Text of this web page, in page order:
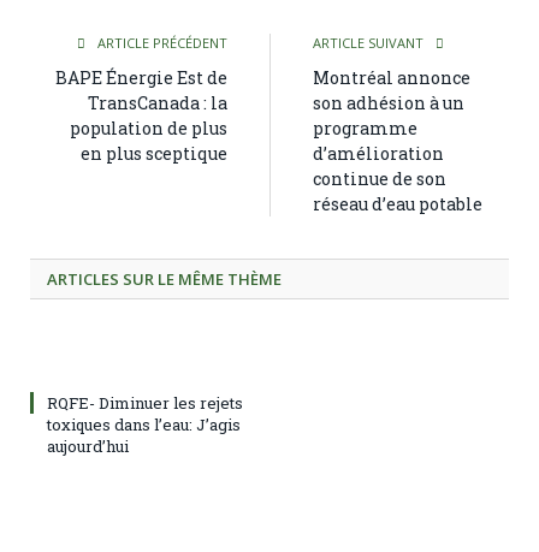
ARTICLE PRÉCÉDENT
BAPE Énergie Est de
TransCanada : la
population de plus
en plus sceptique
ARTICLE SUIVANT
Montréal annonce
son adhésion à un
programme
d’amélioration
continue de son
réseau d’eau potable
ARTICLES SUR LE MÊME THÈME
RQFE- Diminuer les rejets
toxiques dans l’eau: J’agis
aujourd’hui